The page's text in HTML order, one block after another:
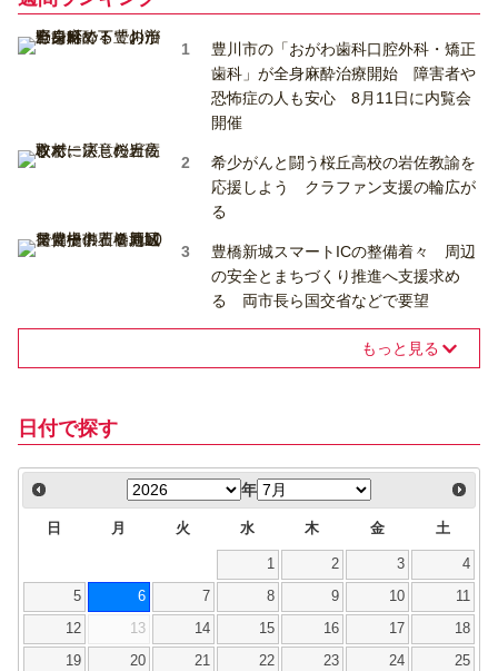
豊川市の「おがわ歯科口腔外科・矯正
歯科」が全身麻酔治療開始 障害者や
恐怖症の人も安心 8月11日に内覧会
開催
希少がんと闘う桜丘高校の岩佐教諭を
応援しよう クラファン支援の輪広が
る
豊橋新城スマートICの整備着々 周辺
の安全とまちづくり推進へ支援求め
る 両市長ら国交省などで要望
もっと見る
日付で探す
年
日 月 火 水 木 金 土
1 2 3 4
5 6 7 8 9 10 11
12 13 14 15 16 17 18
19 20 21 22 23 24 25